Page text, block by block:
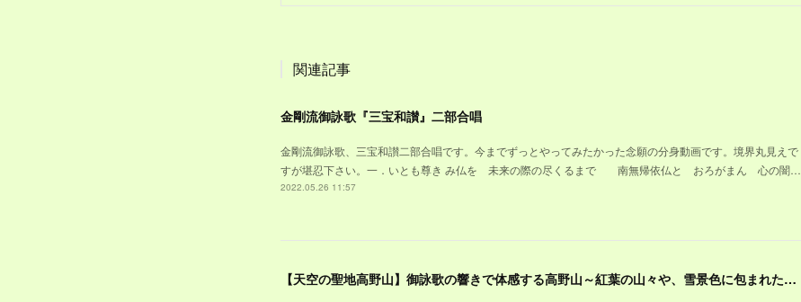
関連記事
金剛流御詠歌『三宝和讃』二部合唱
金剛流御詠歌、三宝和讃二部合唱です。今までずっとやってみたかった念願の分身動画です。境界丸見えで
すが堪忍下さい。一．いとも尊き み仏を 未来の際の尽くるまで 南無帰依仏と おろがまん 心の闇…
2022.05.26 11:57
【天空の聖地高野山】御詠歌の響きで体感する高野山～紅葉の山々や、雪景色に包まれた壇上伽藍、荘厳な奥之院の風景を、観光する気分で味わって下さい